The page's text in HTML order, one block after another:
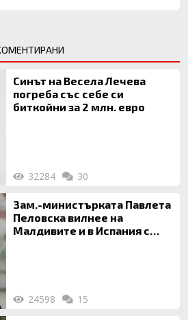
Синът на Весела Лечева
погреба със себе си
биткойни за 2 млн. евро
32284 30
Зам.-министърката Павлета
Пеловска вилнее на
Малдивите и в Испания с
24598 15